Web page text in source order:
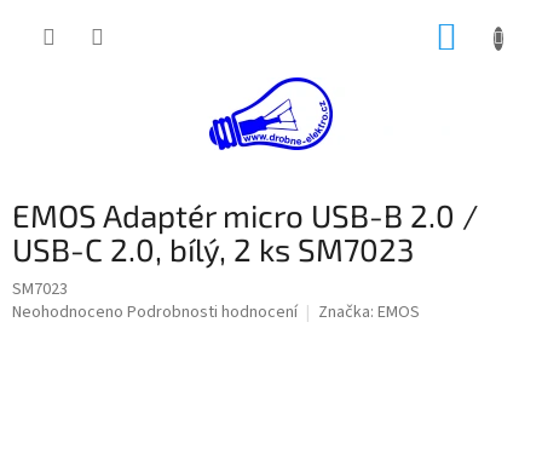
EMOS Adaptér micro USB-B 2.0 /
USB-C 2.0, bílý, 2 ks SM7023
SM7023
Průměrné
Neohodnoceno Podrobnosti hodnocení Značka: EMOS